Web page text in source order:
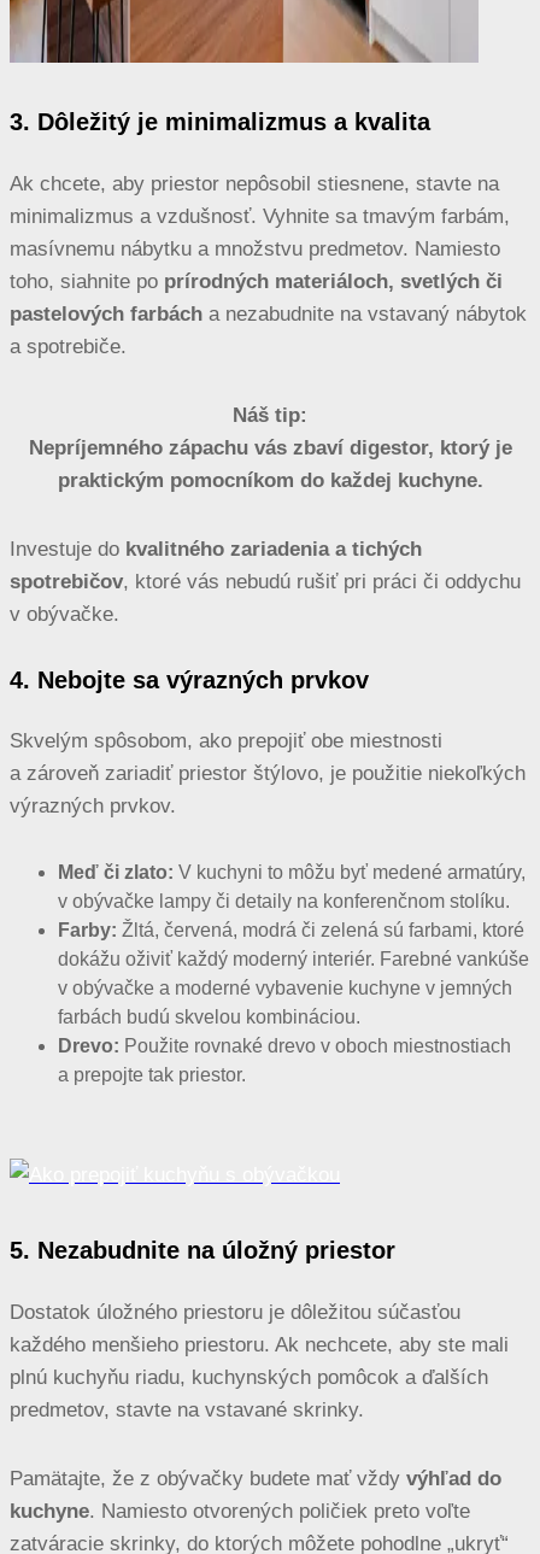
3. Dôležitý je minimalizmus a kvalita
Ak chcete, aby priestor nepôsobil stiesnene, stavte na
minimalizmus a vzdušnosť. Vyhnite sa tmavým farbám,
masívnemu nábytku a množstvu predmetov. Namiesto
toho, siahnite po prírodných materiáloch, svetlých či
pastelových farbách a nezabudnite na vstavaný nábytok
a spotrebiče.
Náš tip:
Nepríjemného zápachu vás zbaví digestor, ktorý je
praktickým pomocníkom do každej kuchyne.
Investuje do kvalitného zariadenia a tichých
spotrebičov, ktoré vás nebudú rušiť pri práci či oddychu
v obývačke.
4. Nebojte sa výrazných prvkov
Skvelým spôsobom, ako prepojiť obe miestnosti
a zároveň zariadiť priestor štýlovo, je použitie niekoľkých
výrazných prvkov.
Meď či zlato: V kuchyni to môžu byť medené armatúry,
v obývačke lampy či detaily na konferenčnom stolíku.
Farby: Žltá, červená, modrá či zelená sú farbami, ktoré
dokážu oživiť každý moderný interiér. Farebné vankúše
v obývačke a moderné vybavenie kuchyne v jemných
farbách budú skvelou kombináciou.
Drevo: Použite rovnaké drevo v oboch miestnostiach
a prepojte tak priestor.
5. Nezabudnite na úložný priestor
Dostatok úložného priestoru je dôležitou súčasťou
každého menšieho priestoru. Ak nechcete, aby ste mali
plnú kuchyňu riadu, kuchynských pomôcok a ďalších
predmetov, stavte na vstavané skrinky.
Pamätajte, že z obývačky budete mať vždy výhľad do
kuchyne. Namiesto otvorených poličiek preto voľte
zatváracie skrinky, do ktorých môžete pohodlne „ukryť“